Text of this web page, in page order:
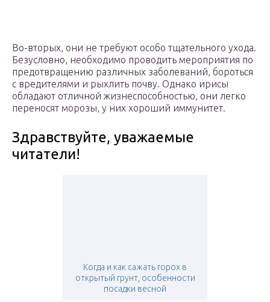
Во-вторых, они не требуют особо тщательного ухода.
Безусловно, необходимо проводить мероприятия по
предотвращению различных заболеваний, бороться
с вредителями и рыхлить почву. Однако ирисы
обладают отличной жизнеспособностью, они легко
переносят морозы, у них хороший иммунитет.
Здравствуйте, уважаемые
читатели!
Когда и как сажать горох в
открытый грунт, особенности
посадки весной